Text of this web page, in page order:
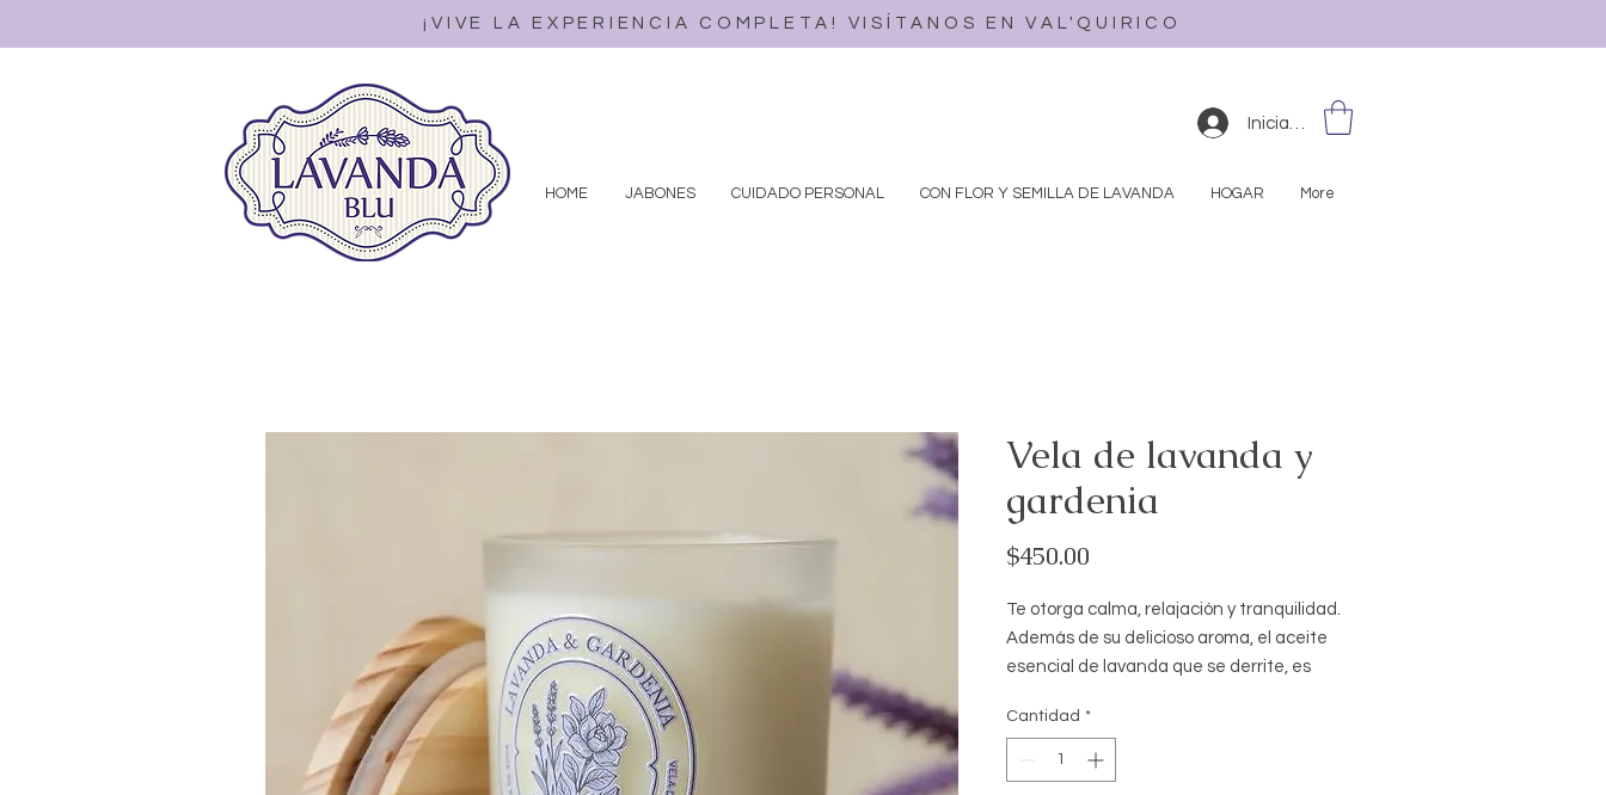
¡VIVE LA EXPERIENCIA COMPLETA! VISÍTANOS EN VAL'QUIRICO
Iniciar sesión
HOME JABONES CUIDADO PERSONAL CON FLOR Y SEMILLA DE LAVANDA HOGAR More
Vela de lavanda y
gardenia
$450.00
Te otorga calma, relajación y tranquilidad.
Además de su delicioso aroma, el aceite
esencial de lavanda que se derrite, es
períodos de estrés e irritabilidad
brindándote efectos restaurativos.
Cantidad *